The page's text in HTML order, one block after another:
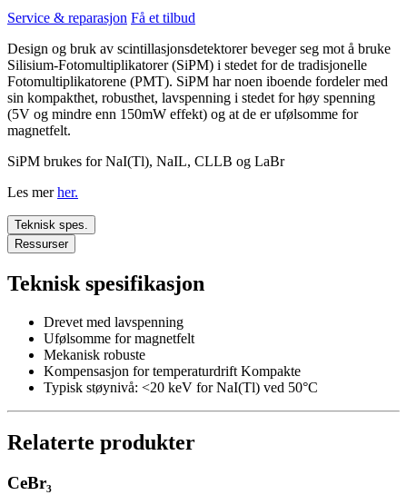
Service & reparasjon Få et tilbud
Design og bruk av scintillasjonsdetektorer beveger seg mot å bruke
Silisium-Fotomultiplikatorer (SiPM) i stedet for de tradisjonelle
Fotomultiplikatorene (PMT). SiPM har noen iboende fordeler med
sin kompakthet, robusthet, lavspenning i stedet for høy spenning
(5V og mindre enn 150mW effekt) og at de er ufølsomme for
magnetfelt.
SiPM brukes for NaI(Tl), NaIL, CLLB og LaBr
Les merher.
Teknisk spes.
Ressurser
Teknisk spesifikasjon
Drevet med lavspenning
Ufølsomme for magnetfelt
Mekanisk robuste
Kompensasjon for temperaturdrift Kompakte
Typisk støynivå: <20 keV for NaI(Tl) ved 50°C
Relaterte produkter
CeBr₃